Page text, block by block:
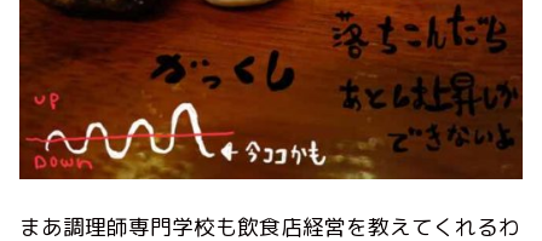
まあ調理師専門学校も飲食店経営を教えてくれるわ